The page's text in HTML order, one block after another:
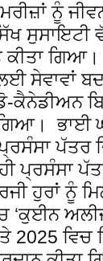
ਨੂੰ
ਸੁਸਾਇਟੀ
ਕੀਤਾ
ਸੇਵਾਵਾਂ
ਕੈਨੇਡੀਅਨ
ਗਿਆ।
ਪੱਤਰ
ਪ੍ਰਸੰਸਾ
ਹੁਰਾਂ ਨੂੰ
‘ਕੁਈਨ
2025 ਵਿਚ